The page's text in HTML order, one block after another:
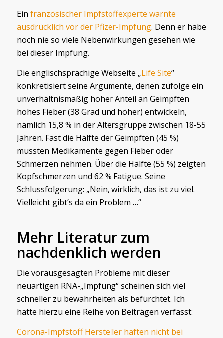
Ein französischer Impfstoffexperte warnte
ausdrücklich vor der Pfizer-Impfung. Denn er habe
noch nie so viele Nebenwirkungen gesehen wie
bei dieser Impfung.
Die englischsprachige Webseite „Life Site“
konkretisiert seine Argumente, denen zufolge ein
unverhältnismäßig hoher Anteil an Geimpften
hohes Fieber (38 Grad und höher) entwickeln,
nämlich 15,8 % in der Altersgruppe zwischen 18-55
Jahren. Fast die Hälfte der Geimpften (45 %)
mussten Medikamente gegen Fieber oder
Schmerzen nehmen. Über die Hälfte (55 %) zeigten
Kopfschmerzen und 62 % Fatigue. Seine
Schlussfolgerung: „Nein, wirklich, das ist zu viel.
Vielleicht gibt’s da ein Problem …“
Mehr Literatur zum
nachdenklich werden
Die vorausgesagten Probleme mit dieser
neuartigen RNA-„Impfung“ scheinen sich viel
schneller zu bewahrheiten als befürchtet. Ich
hatte hierzu eine Reihe von Beiträgen verfasst:
Corona-Impfstoff Hersteller haften nicht bei